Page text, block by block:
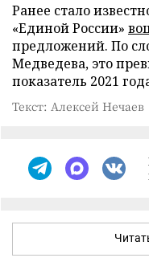
Ранее стало
«Единой России»
предложений. По
Медведева, это
показатель 2021
Текст: Алексей Нечаев